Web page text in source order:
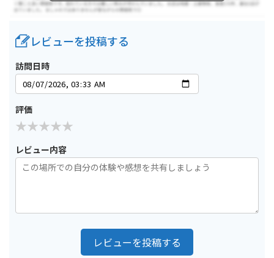
レビューを投稿する
訪問日時
評価
レビュー内容
レビューを投稿する